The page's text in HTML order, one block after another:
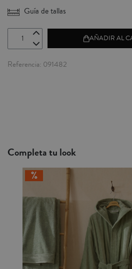
Guía de tallas
AÑADIR AL
Referencia 091482
Completa tu look